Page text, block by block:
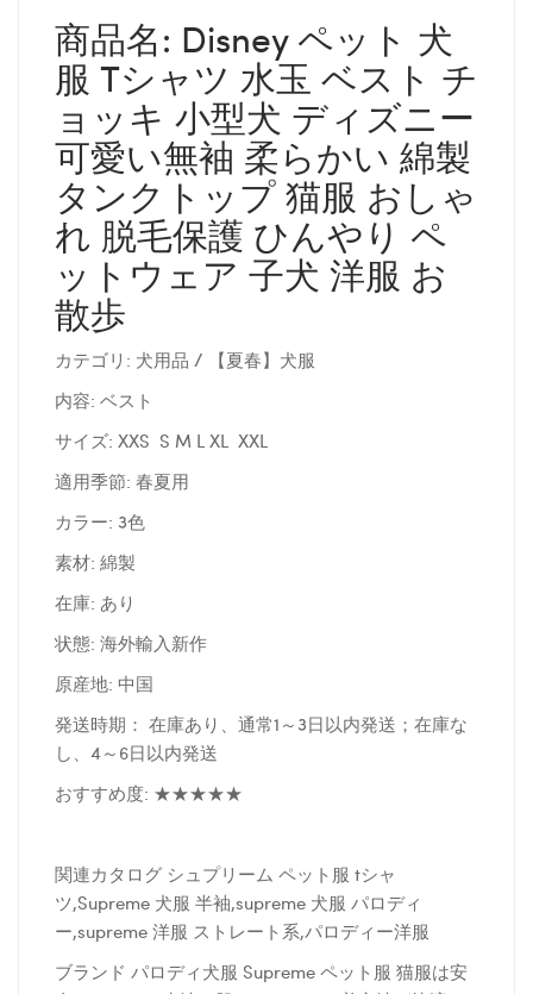
商品名: Disney ペット 犬
服 Tシャツ 水玉 ベスト チ
ョッキ 小型犬 ディズニー
可愛い無袖 柔らかい 綿製
タンクトップ 猫服 おしゃ
れ 脱毛保護 ひんやり ペ
ットウェア 子犬 洋服 お
散歩
カテゴリ: 犬用品 / 【夏春】犬服
内容: ベスト
サイズ: XXS S M L XL XXL
適用季節: 春夏用
カラー: 3色
素材: 綿製
在庫: あり
状態: 海外輸入新作
原産地: 中国
発送時期： 在庫あり、通常1～3日以内発送；在庫な
し、4～6日以内発送
おすすめ度: ★★★★★
関連カタログ シュプリーム ペット服 tシャ
ツ,Supreme 犬服 半袖,supreme 犬服 パロディ
ー,supreme 洋服 ストレート系,パロディー洋服
ブランド パロディ犬服 Supreme ペット服 猫服は安